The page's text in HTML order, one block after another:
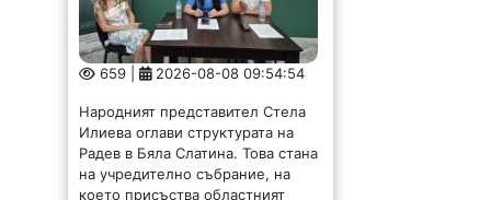
659 | 2026-08-08 09:54:54
Народният представител Стела
Илиева оглави структурата на
Радев в Бяла Слатина. Това стана
на учредително събрание, на
което присъства областният